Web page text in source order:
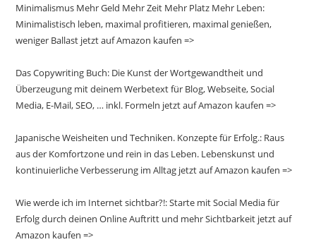
Minimalismus Mehr Geld Mehr Zeit Mehr Platz Mehr Leben:
Minimalistisch leben, maximal profitieren, maximal genießen,
weniger Ballast jetzt auf Amazon kaufen =>
Das Copywriting Buch: Die Kunst der Wortgewandtheit und
Überzeugung mit deinem Werbetext für Blog, Webseite, Social
Media, E-Mail, SEO, … inkl. Formeln jetzt auf Amazon kaufen =>
Japanische Weisheiten und Techniken. Konzepte für Erfolg.: Raus
aus der Komfortzone und rein in das Leben. Lebenskunst und
kontinuierliche Verbesserung im Alltag jetzt auf Amazon kaufen =>
Wie werde ich im Internet sichtbar?!: Starte mit Social Media für
Erfolg durch deinen Online Auftritt und mehr Sichtbarkeit jetzt auf
Amazon kaufen =>